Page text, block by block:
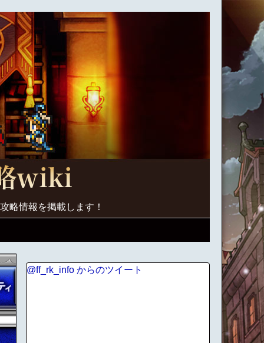
略情報を掲載します！
@ff_rk_info からのツイート